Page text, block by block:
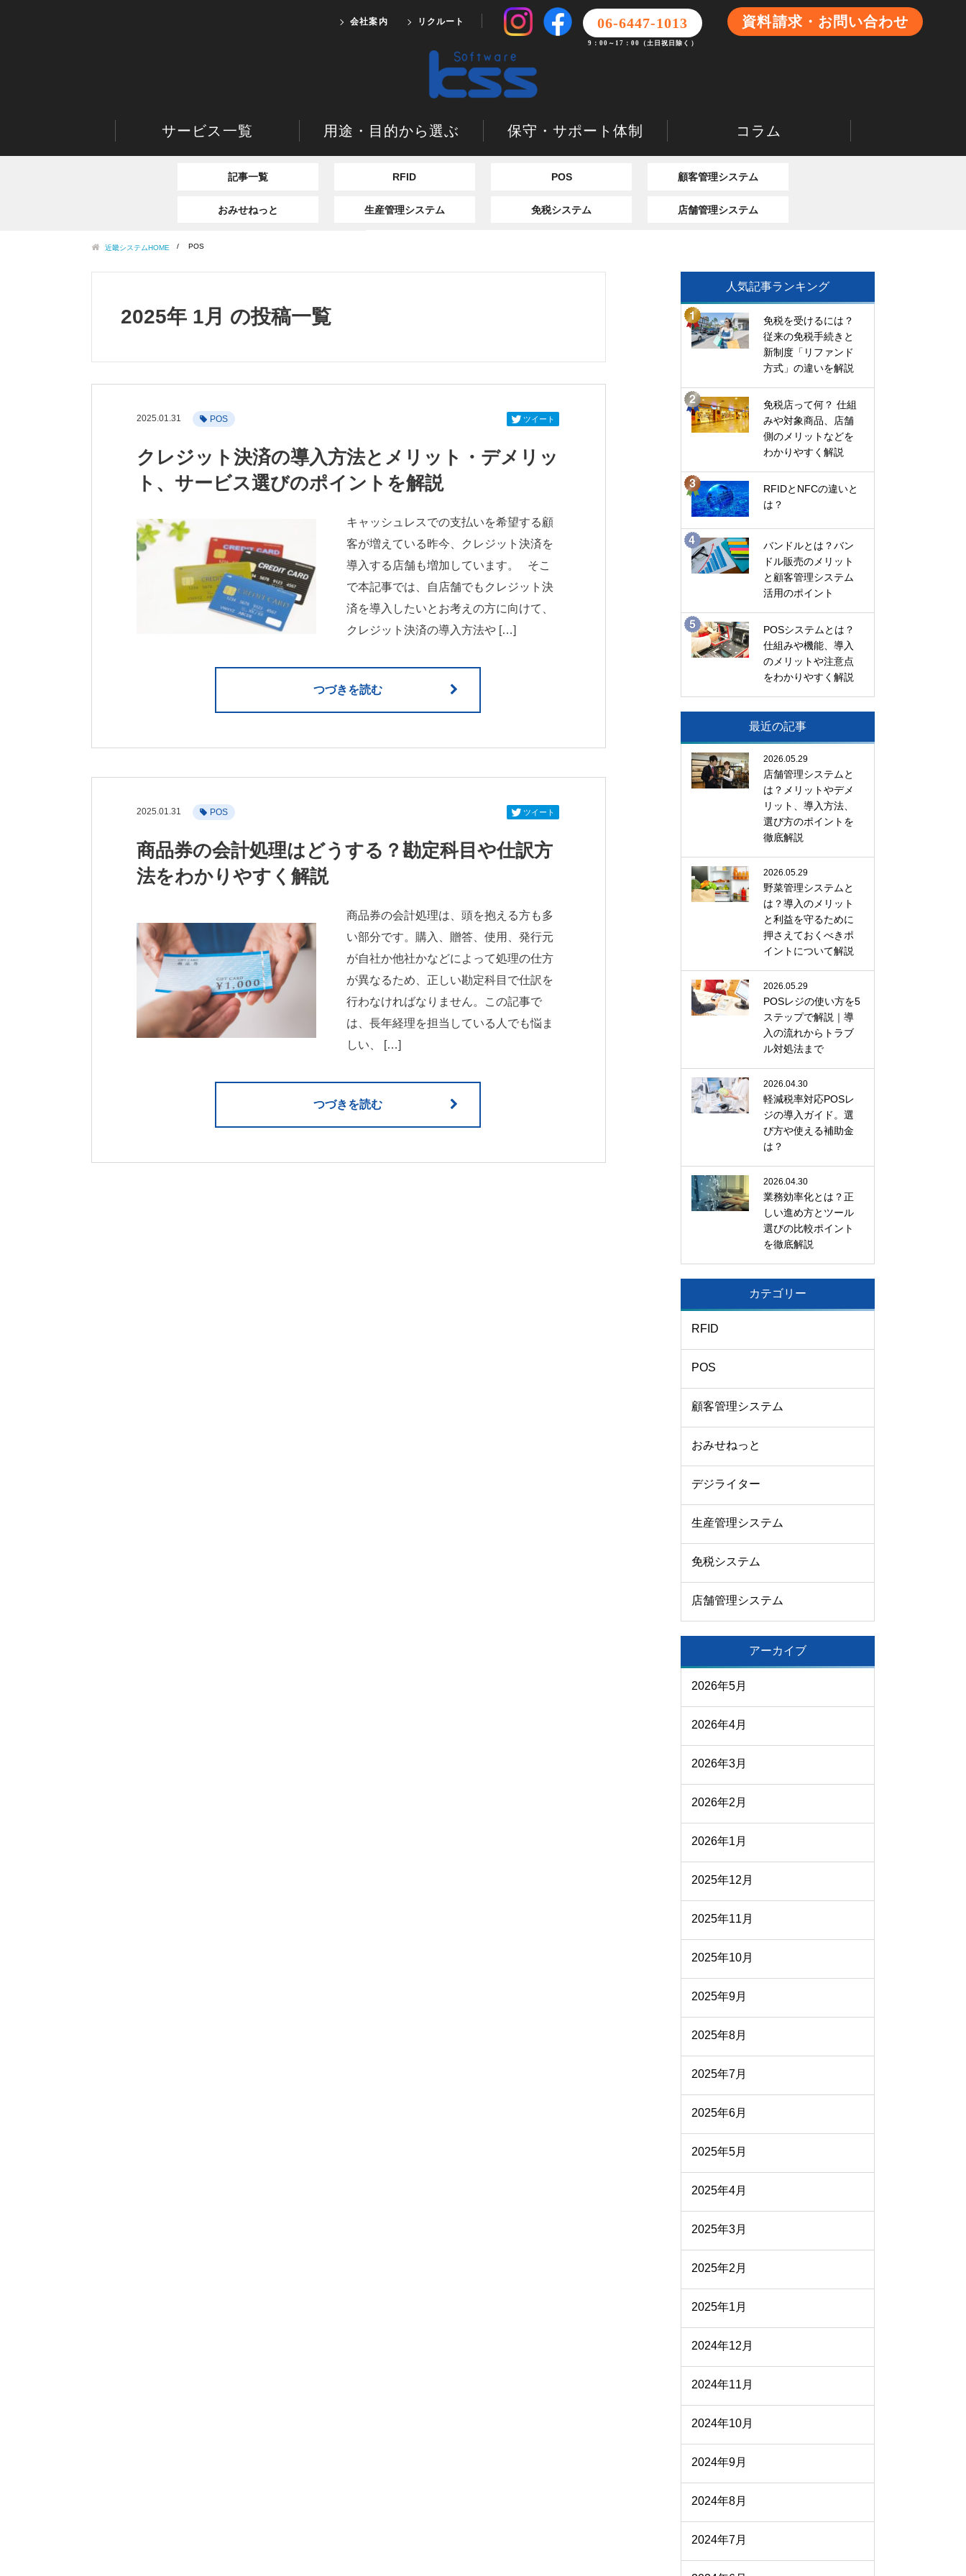
会社案内 リクルート 06-6447-1013
9：00～17：00（土日祝日除く）
資料請求・お問い合わせ
サービス一覧 用途・目的から選ぶ 保守・サポート体制 コラム
記事一覧 RFID POS 顧客管理システム
おみせねっと 生産管理システム 免税システム 店舗管理システム
近畿システムHOME POS
2025年 1月 の投稿一覧
2025.01.31 POS ツイート
クレジット決済の導入方法とメリット・デメリッ
ト、サービス選びのポイントを解説
キャッシュレスでの支払いを希望する顧
客が増えている昨今、クレジット決済を
導入する店舗も増加しています。 そこ
で本記事では、自店舗でもクレジット決
済を導入したいとお考えの方に向けて、
クレジット決済の導入方法や […]
つづきを読む
2025.01.31 POS ツイート
商品券の会計処理はどうする？勘定科目や仕訳方
法をわかりやすく解説
商品券の会計処理は、頭を抱える方も多
い部分です。購入、贈答、使用、発行元
が自社か他社かなどによって処理の仕方
が異なるため、正しい勘定科目で仕訳を
行わなければなりません。この記事で
は、長年経理を担当している人でも悩ま
しい、 […]
つづきを読む
人気記事ランキング
免税を受けるには？
従来の免税手続きと
新制度「リファンド
方式」の違いを解説
免税店って何？ 仕組
みや対象商品、店舗
側のメリットなどを
わかりやすく解説
RFIDとNFCの違いと
は？
バンドルとは？バン
ドル販売のメリット
と顧客管理システム
活用のポイント
POSシステムとは？
仕組みや機能、導入
のメリットや注意点
をわかりやすく解説
最近の記事
2026.05.29
店舗管理システムと
は？メリットやデメ
リット、導入方法、
選び方のポイントを
徹底解説
2026.05.29
野菜管理システムと
は？導入のメリット
と利益を守るために
押さえておくべきポ
イントについて解説
2026.05.29
POSレジの使い方を5
ステップで解説｜導
入の流れからトラブ
ル対処法まで
2026.04.30
軽減税率対応POSレ
ジの導入ガイド。選
び方や使える補助金
は？
2026.04.30
業務効率化とは？正
しい進め方とツール
選びの比較ポイント
を徹底解説
カテゴリー
RFID
POS
顧客管理システム
おみせねっと
デジライター
生産管理システム
免税システム
店舗管理システム
アーカイブ
2026年5月
2026年4月
2026年3月
2026年2月
2026年1月
2025年12月
2025年11月
2025年10月
2025年9月
2025年8月
2025年7月
2025年6月
2025年5月
2025年4月
2025年3月
2025年2月
2025年1月
2024年12月
2024年11月
2024年10月
2024年9月
2024年8月
2024年7月